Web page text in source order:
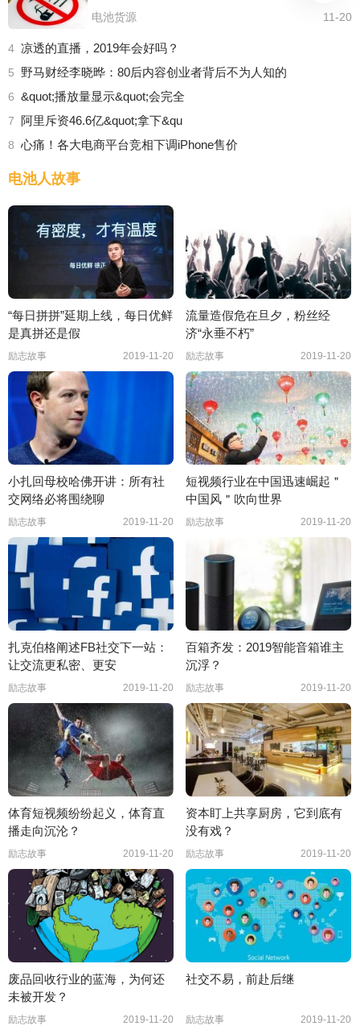
电池货源 11-20
4 凉透的直播，2019年会好吗？
5 野马财经李晓晔：80后内容创业者背后不为人知的
6 &quot;播放量显示&quot;会完全
7 阿里斥资46.6亿&quot;拿下&qu
8 心痛！各大电商平台竞相下调iPhone售价
电池人故事
“每日拼拼”延期上线，每日优鲜
是真拼还是假
励志故事 2019-11-20
流量造假危在旦夕，粉丝经
济“永垂不朽”
励志故事 2019-11-20
小扎回母校哈佛开讲：所有社
交网络必将围绕聊
励志故事 2019-11-20
短视频行业在中国迅速崛起＂
中国风＂吹向世界
励志故事 2019-11-20
扎克伯格阐述FB社交下一站：
让交流更私密、更安
励志故事 2019-11-20
百箱齐发：2019智能音箱谁主
沉浮？
励志故事 2019-11-20
体育短视频纷纷起义，体育直
播走向沉沦？
励志故事 2019-11-20
资本盯上共享厨房，它到底有
没有戏？
励志故事 2019-11-20
废品回收行业的蓝海，为何还
未被开发？
励志故事 2019-11-20
社交不易，前赴后继
励志故事 2019-11-20